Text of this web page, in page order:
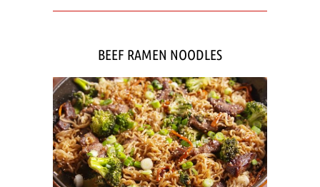
BEEF RAMEN NOODLES